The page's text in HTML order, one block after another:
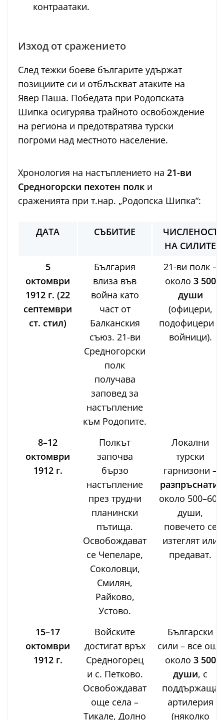
контраатаки.
Изход от сражението
След тежки боеве българите удържат
позициите си и отблъскват атаките на
Явер Паша. Победата при Родопската
Шипка осигурява трайното освобождение
на региона и предотвратява турски
погроми над местното население.
Хронология на настъплението на 21-ви
Средногорски пехотен полк и
сраженията при т.нар. „Родопска Шипка“:
ДАТА СЪБИТИЕ
ЧИСЛЕНОСТ
НА СИЛИТЕ
5
октомври
1912 г. (22
септември
ст. стил)
България
влиза във
война като
част от
Балканския
съюз. 21-ви
Средногорски
полк
получава
заповед за
настъпление
към Родопите.
21-ви полк –
около 3 500
души
(офицери,
подофицери и
войници).
8–12
октомври
1912 г.
Полкът
започва
бързо
настъпление
през трудни
планински
пътища.
Освобождават
се Чепеларе,
Соколовци,
Смилян,
Райково,
Устово.
Локални
турски
гарнизони –
разпръснати
около 500–600
души,
повечето се
изтеглят или
предават.
15–17
октомври
1912 г.
Войските
достигат връх
Средногорец
и с. Петково.
Освобождават
още села –
Тикале, Долно
Български
сили – все още
около 3 500
души, с
поддържаща
артилерия
(няколко